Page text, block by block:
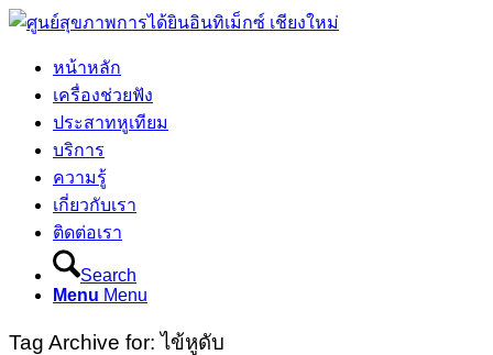
หน้าหลัก
เครื่องช่วยฟัง
ประสาทหูเทียม
บริการ
ความรู้
เกี่ยวกับเรา
ติดต่อเรา
Search
Menu Menu
Tag Archive for:ไข้หูดับ